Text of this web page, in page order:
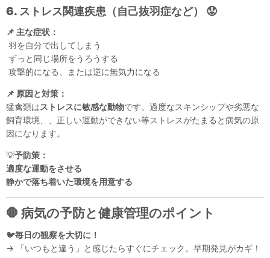
6. ストレス関連疾患（自己抜羽症など） 😟
📌 主な症状：
羽を自分で出してしまう
ずっと同じ場所をうろうする
攻撃的になる、または逆に無気力になる
📌 原因と対策：
猛禽類はストレスに敏感な動物です。過度なスキンシップや劣悪な
飼育環境、、正しい運動ができない等ストレスがたまると病気の原
因になります。
💡予防策：
適度な運動をさせる
静かで落ち着いた環境を用意する
🛑 病気の予防と健康管理のポイント
🐦毎日の観察を大切に！
→ 「いつもと違う」と感じたらすぐにチェック。早期発見がカギ！